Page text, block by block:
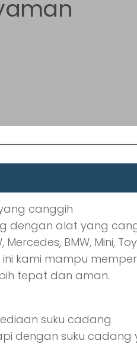
dengan alat yang
Mercedes, BMW, Mini,
ini kami mampu
tepat dan aman.
dengan suku cadang